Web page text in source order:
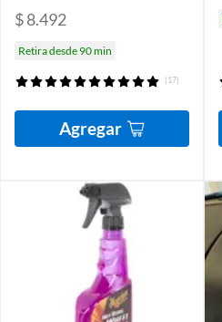
$ 8.492
Retira desde 90 min
(17)
Agregar